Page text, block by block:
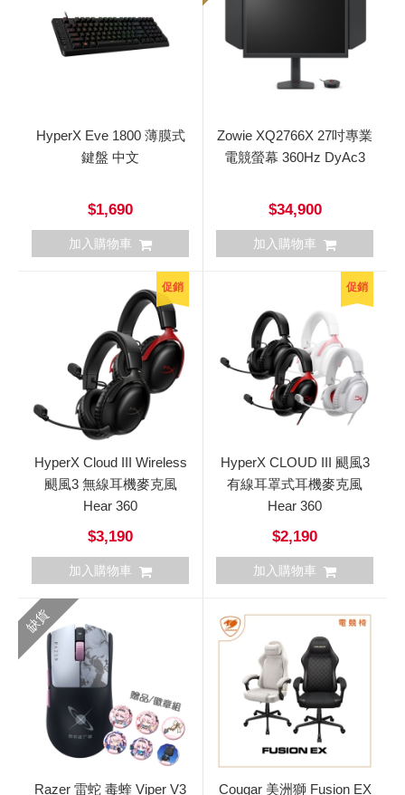
HyperX Eve 1800 薄膜式
鍵盤 中文
$1,690
加入購物車
Zowie XQ2766X 27吋專業
電競螢幕 360Hz DyAc3
$34,900
加入購物車
促銷
HyperX Cloud III Wireless
颶風3 無線耳機麥克風
Hear 360
$3,190
加入購物車
促銷
HyperX CLOUD III 颶風3
有線耳罩式耳機麥克風
Hear 360
$2,190
加入購物車
缺貨
Razer 雷蛇 毒蝰 Viper V3
Cougar 美洲獅 Fusion EX